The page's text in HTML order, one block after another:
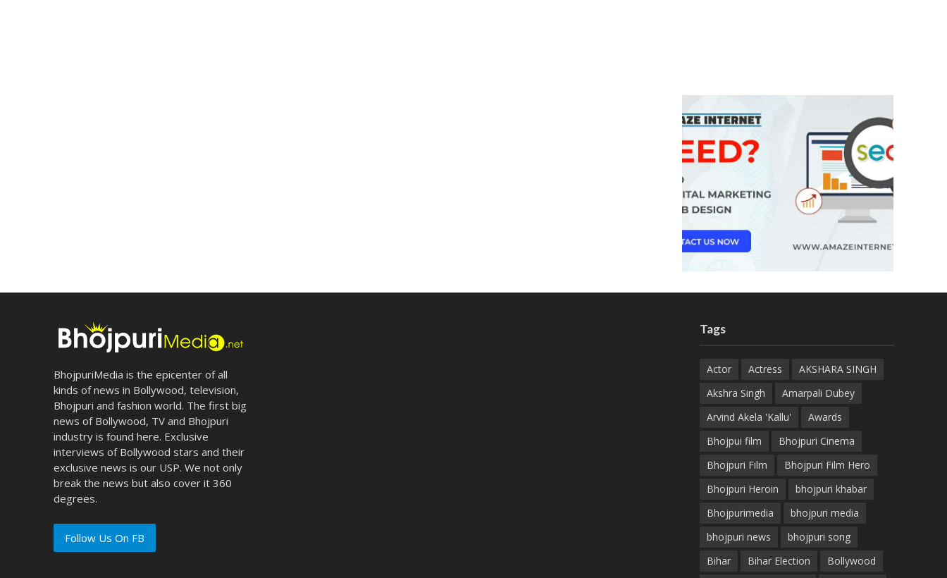
BhojpuriMedia is the epicenter of all
kinds of news in Bollywood, television,
Bhojpuri and fashion world. The first big
news of Bollywood, TV and Bhojpuri
industry is found here. Exclusive
interviews of Bollywood stars and their
exclusive news is our USP. We not only
break the news but also cover it 360
degrees.
Follow Us On FB
Tags
Actor Actress
AKSHARA SINGH
Akshra Singh
Amarpali Dubey
Arvind Akela 'Kallu'
Awards
Bhojpui film
Bhojpuri Cinema
Bhojpuri Film
Bhojpuri Film Hero
Bhojpuri Heroin
bhojpuri khabar
Bhojpurimedia
bhojpuri media
bhojpuri news
bhojpuri song
Bihar
Bihar Election Bollywood